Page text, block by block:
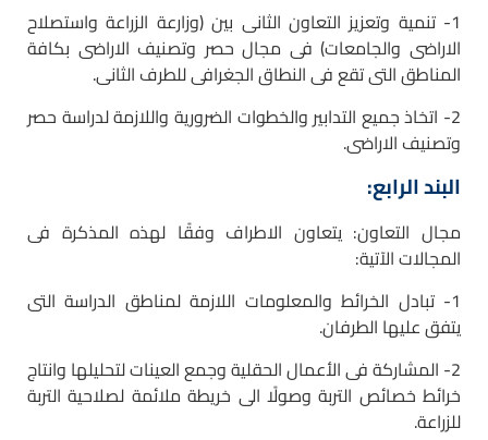
1- تنمية وتعزيز التعاون الثانى بين (وزارعة الزراعة واستصلاح
الاراضى والجامعات) فى مجال حصر وتصنيف الاراضى بكافة
المناطق التى تقع فى النطاق الجغرافى للطرف الثانى.
2- اتخاذ جميع التدابير والخطوات الضرورية واللازمة لدراسة حصر
وتصنيف الاراضى.
البند الرابع:
مجال التعاون: يتعاون الاطراف وفقًا لهذه المذكرة فى
المجالات الآتية:
1- تبادل الخرائط والمعلومات اللازمة لمناطق الدراسة التى
يتفق عليها الطرفان.
2- المشاركة فى الأعمال الحقلية وجمع العينات لتحليلها وانتاج
خرائط خصائص التربة وصولًا الى خريطة ملائمة لصلاحية التربة
للزراعة.